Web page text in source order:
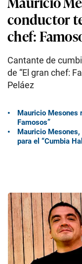
conductor
chef:
Cantante de
de “El gran chef:
Peláez
Mauricio Mesones
Famosos”
Mauricio
para el “Cumbia